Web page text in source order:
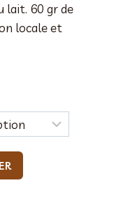
lait. 60 gr de
locale et